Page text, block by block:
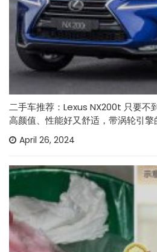
二手车推荐：Lexus NX200t 只要不
高颜值、性能好又舒适，带涡轮引擎
April 26, 2024